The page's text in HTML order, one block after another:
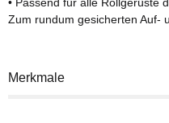
Zum rundum gesicherten Auf-
Merkmale